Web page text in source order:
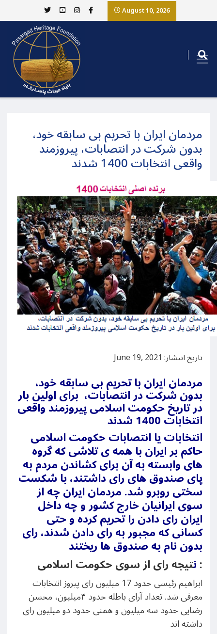
August 10, 2026
مردمان ایران با تحریم بی سابقه خود،
بدون شرکت در انتصابات، پیروزمند
واقعی انتخابات 1400 شدند
تاریخ انتشار: June 19, 2021
مردمان ایران با تحریم بی سابقه خود،
بدون شرکت در انتصابات، برای اولین بار
در تاریخ حکومت اسلامی پیروزمند واقعی
انتخابات 1400 شدند
انتخابات یا انتصابات حکومت اسلامی
حاکم بر ایران با همه ی تلاشی که گروه
های وابسته به آن برای کشاندن مردم به
پای صندوق های رای داشتند، با شکست
سختی روبرو شد. مردمان ایران چه از
سوی ایرانیان خارج کشور و چه داخل
ایران رای دادن را تحریم کرده و حتی
کسانی که مجبور به رای دادن شدند، رای
بدون نام به صندوق ها ریختند
نتیجه رای از سوی حکومت اسلامی :
ابراهیم رئیسی حدود 17 میلیون رای پیروز انتخابات
معرفی شد. تعداد آرای باطله حدود ۴میلیون، محسن
رضایی حدود سه میلیون و همتی حدود دو میلیون رای
داشته اند